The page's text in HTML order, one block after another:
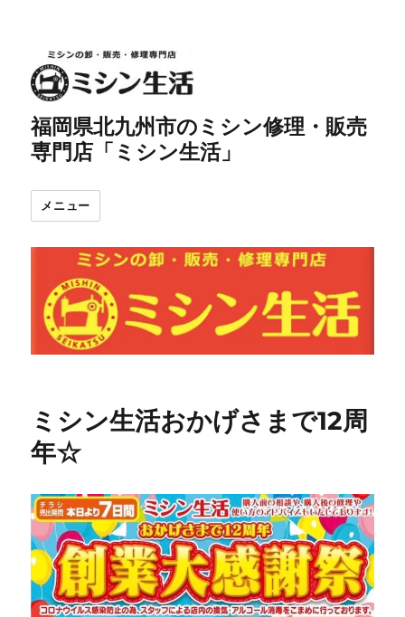
福岡県北九州市のミシン修理・販売
専門店「ミシン生活」
メニュー
ミシン生活おかげさまで12周
年☆